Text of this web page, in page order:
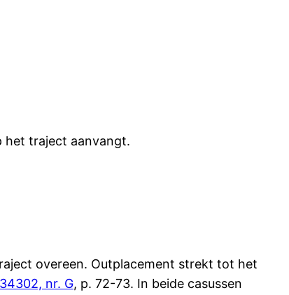
het traject aanvangt.
overeen. Outplacement strekt tot het
nr. G, p. 72-73. In beide casussen